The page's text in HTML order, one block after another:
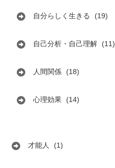
自分らしく生きる (19)
自己分析・自己理解 (11)
人間関係 (18)
心理効果 (14)
才能人 (1)